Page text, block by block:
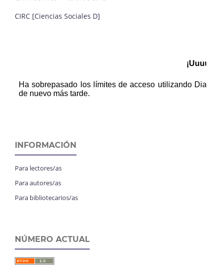
CIRC [Ciencias Sociales D]
INFORMACIÓN
Para lectores/as
Para autores/as
Para bibliotecarios/as
NÚMERO ACTUAL